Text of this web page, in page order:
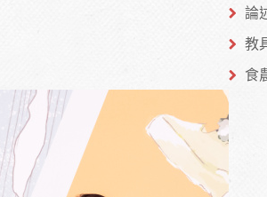
論
教
食